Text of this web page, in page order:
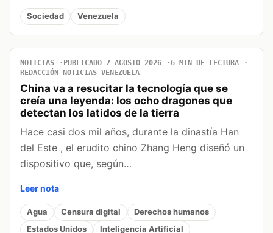
Sociedad Venezuela
NOTICIAS PUBLICADO 7 AGOSTO 2026
6 MIN DE LECTURA
REDACCIÓN NOTICIAS VENEZUELA
China va a resucitar la tecnología que se
creía una leyenda: los ocho dragones que
detectan los latidos de la tierra
Hace casi dos mil años, durante la dinastía Han
del Este , el erudito chino Zhang Heng diseñó un
dispositivo que, según…
Leer nota
Agua Censura digital
Derechos humanos
Estados Unidos
Inteligencia Artificial